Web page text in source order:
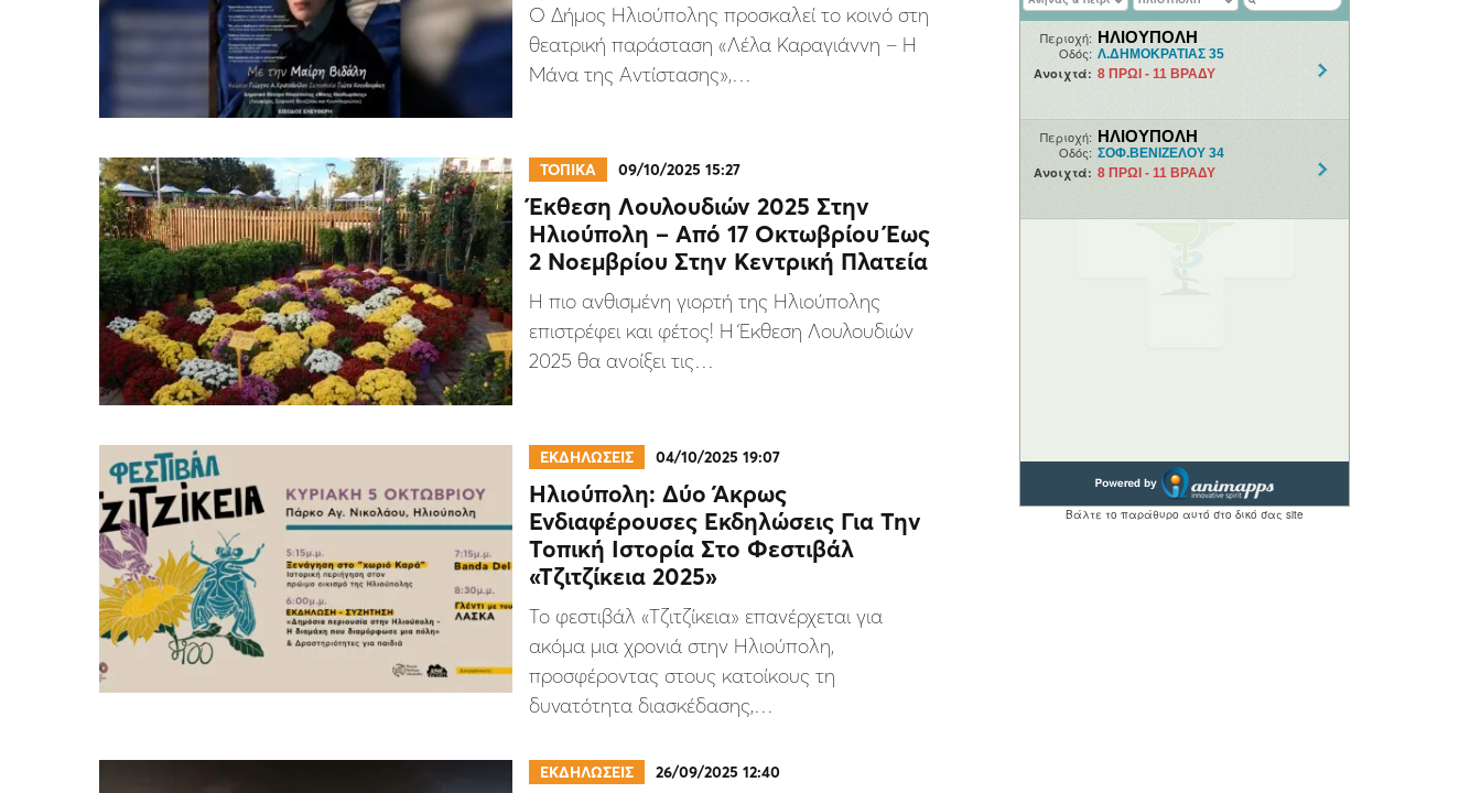
Ο Δήμος Ηλιούπολης προσκαλεί το κοινό στη
θεατρική παράσταση «Λέλα Καραγιάννη – Η
Μάνα της Αντίστασης»,…
ΤΟΠΙΚΑ 09/10/2025 15:27
Έκθεση Λουλουδιών 2025 Στην
Ηλιούπολη – Από 17 Οκτωβρίου Έως
2 Νοεμβρίου Στην Κεντρική Πλατεία
Η πιο ανθισμένη γιορτή της Ηλιούπολης
επιστρέφει και φέτος! Η Έκθεση Λουλουδιών
2025 θα ανοίξει τις…
ΕΚΔΗΛΩΣΕΙΣ 04/10/2025 19:07
Ηλιούπολη: Δύο Άκρως
Ενδιαφέρουσες Εκδηλώσεις Για Την
Τοπική Ιστορία Στο Φεστιβάλ
«Τζιτζίκεια 2025»
Το φεστιβάλ «Τζιτζίκεια» επανέρχεται για
ακόμα μια χρονιά στην Ηλιούπολη,
προσφέροντας στους κατοίκους τη
δυνατότητα διασκέδασης,…
ΕΚΔΗΛΩΣΕΙΣ 26/09/2025 12:40